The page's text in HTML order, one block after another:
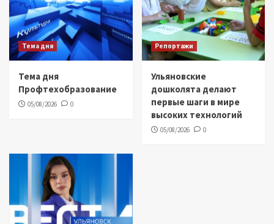
Тема дня
Тема дня
Профтехобразование
05/08/2026 0
Репортажи
Ульяновские
дошколята делают
первые шаги в мире
высоких технологий
05/08/2026 0